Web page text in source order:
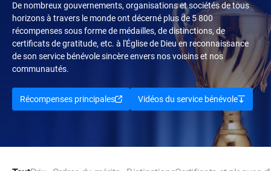
De nombreux gouvernements, organisations et sociétés de tous
horizons à travers le monde ont décerné plus de 5 800
récompenses sous forme de médailles, de distinctions, de
certificats de gratitude, etc. à l'Église de Dieu en reconnaissance
de son service bénévole sincère envers nos voisins et nos
communautés.
Récompenses principales Vidéos du service bénévole